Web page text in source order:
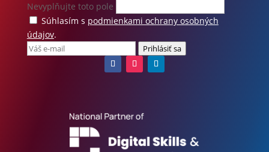
Nevyplňujte toto pole
Súhlasím s podmienkami ochrany osobných
údajov.
Prihlásiť sa